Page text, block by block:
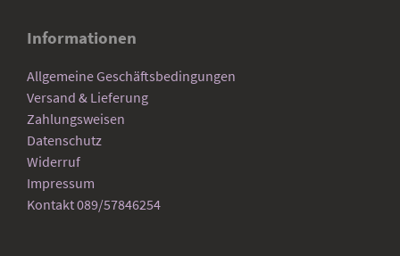
Informationen
Allgemeine Geschäftsbedingungen
Versand & Lieferung
Zahlungsweisen
Datenschutz
Widerruf
Impressum
Kontakt 089/57846254